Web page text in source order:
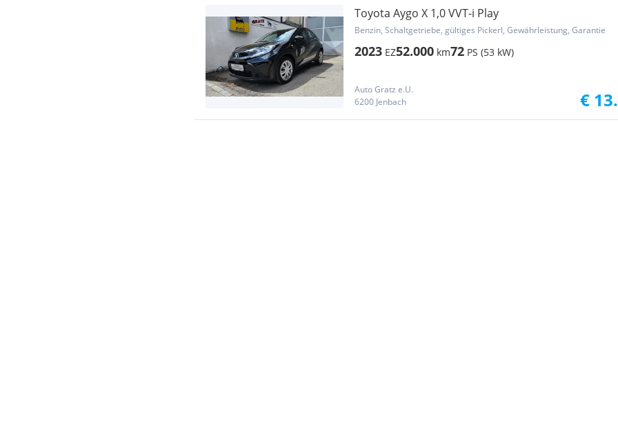
Toyota Aygo X 1,0 VVT-i Play
Benzin, Schaltgetriebe, gültiges Pickerl, Gewährleistung, Garantie
2023 EZ52.000 km72 PS (53 kW)
Auto Gratz e.U.
6200 Jenbach
€